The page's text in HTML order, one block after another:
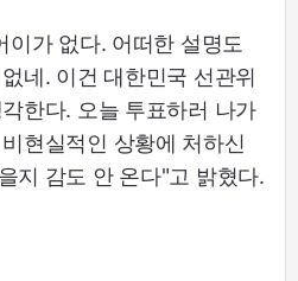
이가 없다. 어떠한 설명도
네. 이건 대한민국 선관위
한다. 오늘 투표하러 나가
현실적인 상황에 처하신
지 감도 안 온다"고 밝혔다.